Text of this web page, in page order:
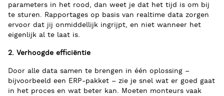
parameters in het rood, dan weet je dat het tijd is om bij
te sturen. Rapportages op basis van realtime data zorgen
ervoor dat jij onmiddellijk ingrijpt, en niet wanneer het
eigenlijk al te laat is.
2. Verhoogde efficiëntie
Door alle data samen te brengen in één oplossing –
bijvoorbeeld een ERP-pakket – zie je snel wat er goed gaat
in het proces en wat beter kan. Moeten monteurs vaak